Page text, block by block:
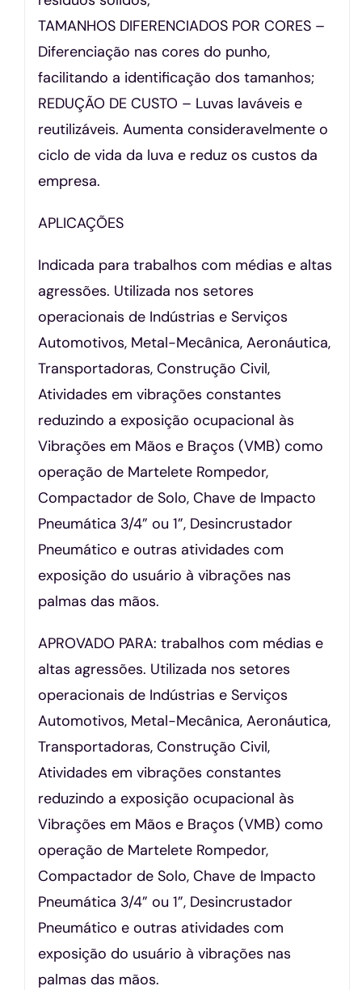
TAMANHOS DIFERENCIADOS POR CORES –
Diferenciação nas cores do punho,
facilitando a identificação dos tamanhos;
REDUÇÃO DE CUSTO – Luvas laváveis e
reutilizáveis. Aumenta consideravelmente o
ciclo de vida da luva e reduz os custos da
empresa.
APLICAÇÕES
Indicada para trabalhos com médias e altas
agressões. Utilizada nos setores
operacionais de Indústrias e Serviços
Automotivos, Metal-Mecânica, Aeronáutica,
Transportadoras, Construção Civil,
Atividades em vibrações constantes
reduzindo a exposição ocupacional às
Vibrações em Mãos e Braços (VMB) como
operação de Martelete Rompedor,
Compactador de Solo, Chave de Impacto
Pneumática 3/4” ou 1”, Desincrustador
Pneumático e outras atividades com
exposição do usuário à vibrações nas
palmas das mãos.
APROVADO PARA: trabalhos com médias e
altas agressões. Utilizada nos setores
operacionais de Indústrias e Serviços
Automotivos, Metal-Mecânica, Aeronáutica,
Transportadoras, Construção Civil,
Atividades em vibrações constantes
reduzindo a exposição ocupacional às
Vibrações em Mãos e Braços (VMB) como
operação de Martelete Rompedor,
Compactador de Solo, Chave de Impacto
Pneumática 3/4” ou 1”, Desincrustador
Pneumático e outras atividades com
exposição do usuário à vibrações nas
palmas das mãos.